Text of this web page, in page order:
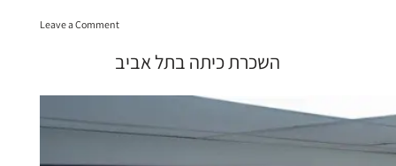
Leave a Commenton
השכרת כיתה בתל אביב